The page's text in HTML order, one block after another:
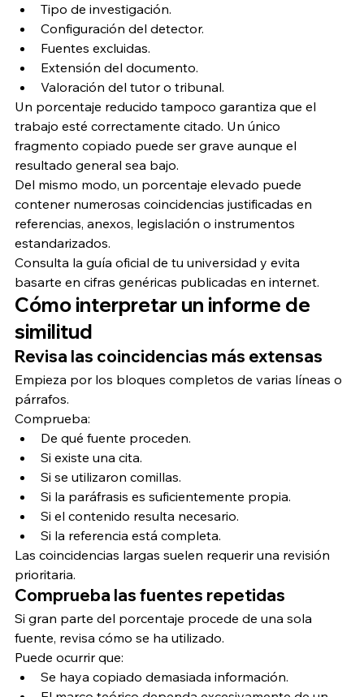
Tipo de investigación.
Configuración del detector.
Fuentes excluidas.
Extensión del documento.
Valoración del tutor o tribunal.
Un porcentaje reducido tampoco garantiza que el
trabajo esté correctamente citado. Un único
fragmento copiado puede ser grave aunque el
resultado general sea bajo.
Del mismo modo, un porcentaje elevado puede
contener numerosas coincidencias justificadas en
referencias, anexos, legislación o instrumentos
estandarizados.
Consulta la guía oficial de tu universidad y evita
basarte en cifras genéricas publicadas en internet.
Cómo interpretar un informe de
similitud
Revisa las coincidencias más extensas
Empieza por los bloques completos de varias líneas o
párrafos.
Comprueba:
De qué fuente proceden.
Si existe una cita.
Si se utilizaron comillas.
Si la paráfrasis es suficientemente propia.
Si el contenido resulta necesario.
Si la referencia está completa.
Las coincidencias largas suelen requerir una revisión
prioritaria.
Comprueba las fuentes repetidas
Si gran parte del porcentaje procede de una sola
fuente, revisa cómo se ha utilizado.
Puede ocurrir que:
Se haya copiado demasiada información.